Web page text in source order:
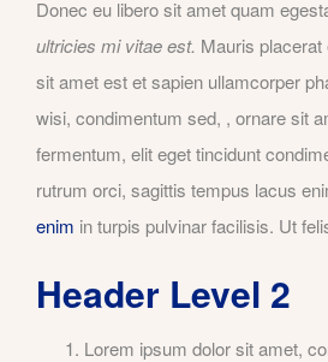
Donec eu libero sit amet quam
ultricies mi vitae est. Mauris
sit amet est et sapien ullamcorper
wisi, condimentum sed, , ornare sit
fermentum, elit eget tincidunt
rutrum orci, sagittis tempus lacus
enim in turpis pulvinar facilisis. Ut
Header Level 2
Lorem ipsum dolor sit amet,